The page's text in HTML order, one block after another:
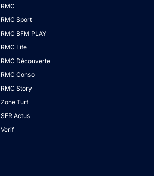
RMC
RMC Sport
RMC BFM PLAY
RMC Life
RMC Découverte
RMC Conso
RMC Story
Zone Turf
SFR Actus
Verif